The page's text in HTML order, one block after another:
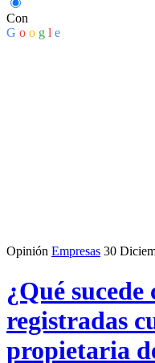
Con
G o o g l e
Opinión Empresas 30
¿Qué
registradas
propietaria